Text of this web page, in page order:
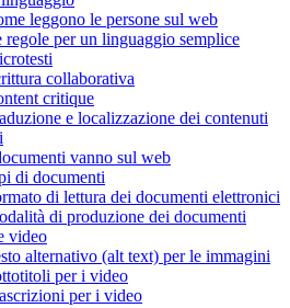
leggono le persone sul web
regole per un linguaggio semplice
collaborativa
critique
e localizzazione dei contenuti
vanno sul web
di documenti
di lettura dei documenti elettronici
di produzione dei documenti
video
alternativo (alt text) per le immagini
per i video
per i video